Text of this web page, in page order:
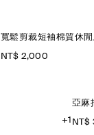
寬鬆剪裁短袖棉質休
NT$ 2,000
+1
亞麻
NT$